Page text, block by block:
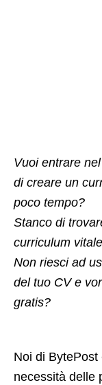
Vuoi entrare
di creare un
poco tempo?
Stanco di
curriculum
Non riesci ad
del tuo CV e
gratis?
Noi di
necessità delle